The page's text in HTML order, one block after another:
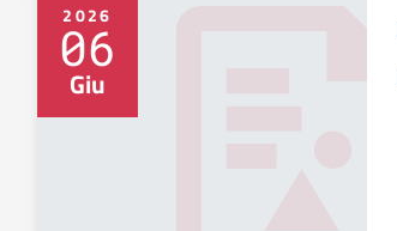
2026
06
Giu